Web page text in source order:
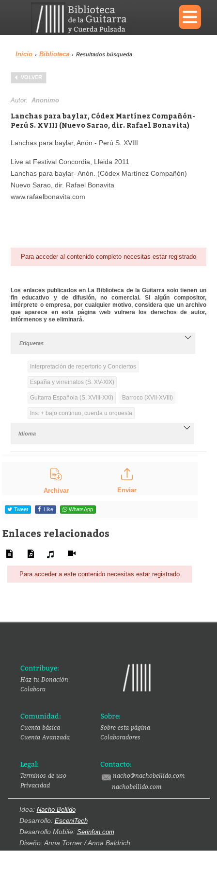
×
Menu
Biblioteca
Área personal
Inicio › Biblioteca › Resultados búsqueda
VOLVER
Autor:Anonimo
Lanchas para baylar, Códex Martínez Compañón-
Perú S. XVIII (Nuevo Sarao, dir. Rafael Bonavita)
Lanchas para baylar, Anón.- Perú S. XVIII
Live at Festival Concordia, Lleida 2011
Lanchas para baylar- Anón. (Códex Martínez Compañón)
Nuevo Sarao, dir. Rafael Bonavita
www.rafaelbonavita.com
Para acceder al contenido completo necesitas estar registrado
Los enlaces publicados en La Biblioteca de la Guitarra solo tienen un
fin educativo y de difusión, no comercial. Si algún compositor,
intérprete o empresa, por cualquier motivo, considera que un archivo
que aparece en esta página web vulnera los derechos de autor,
infórmenos y se eliminará.
Etiquetas
Interpretación de repertorio y Conciertos
España y virreinatos (S. XV-XIX)
Guitarra Española (S. XVIII-XXI) Barroco (XVII-XVIII)
Ins. + bajo continuo, cuerda u orquesta
Idioma
Archivar Enviar
Tweet Like WhatsApp
Enlaces relacionados
Para acceder a este contenido necesitas estar registrado
Contribuye:
Haz tu Donación
Colabora
Comunidad:
Cuenta básica
Cuenta Avanzada
Sobre:
Sobre esta página
Colaboradores
Legal:
Terminos de uso
Privacidad
Contacto:
nacho@nachobellido.com
nachobellido.com
Idea: Nacho Bellido
Desarrollo: EsceniTech
Desarrollo Mobile: Serinfon.com
Diseño: Anna Torner / Anna Baldrich